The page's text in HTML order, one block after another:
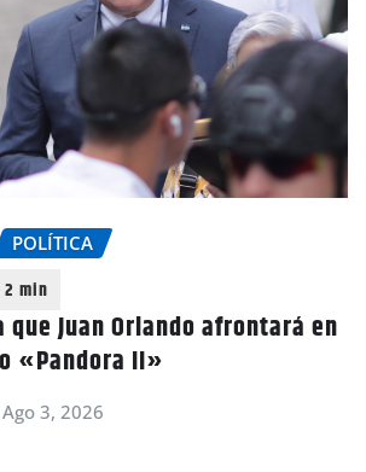
POLÍTICA
que Juan Orlando afrontará en
«Pandora II»
Ago 3, 2026